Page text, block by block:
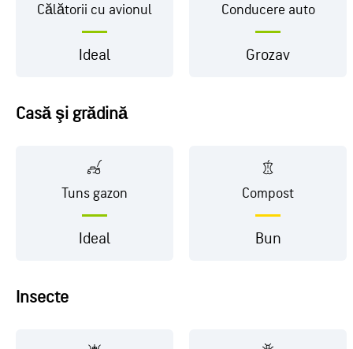
Călătorii cu avionul
Ideal
Conducere auto
Grozav
Casă şi grădină
Tuns gazon
Ideal
Compost
Bun
Insecte